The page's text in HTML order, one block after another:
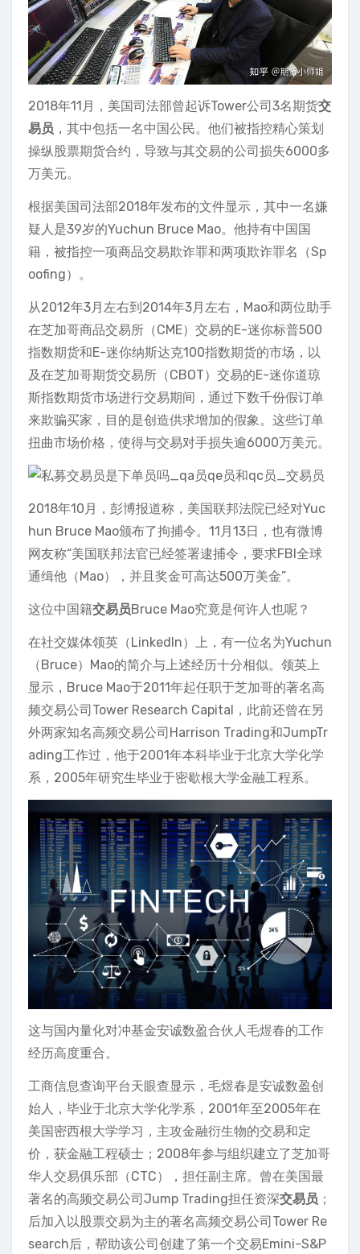
2018年11月，美国司法部曾起诉Tower公司3名期货交
易员 ，其中包括一名中国公民。他们被指控精心策划
操纵股票期货合约，导致与其交易的公司损失6000多
万美元。
根据美国司法部2018年发布的文件显示，其中一名嫌
疑人是39岁的Yuchun Bruce Mao。他持有中国国
籍，被指控一项商品交易欺诈罪和两项欺诈罪名（Sp
oofing）。
从2012年3月左右到2014年3月左右，Mao和两位助手
在芝加哥商品交易所（CME）交易的E-迷你标普500
指数期货和E-迷你纳斯达克100指数期货的市场，以
及在芝加哥期货交易所（CBOT）交易的E-迷你道琼
斯指数期货市场进行交易期间，通过下数千份假订单
来欺骗买家，目的是创造供求增加的假象。这些订单
扭曲市场价格，使得与交易对手损失逾6000万美元。
2018年10月，彭博报道称，美国联邦法院已经对Yuc
hun Bruce Mao颁布了拘捕令。11月13日，也有微博
网友称“美国联邦法官已经签署逮捕令，要求FBI全球
通缉他（Mao），并且奖金可高达500万美金”。
这位中国籍交易员Bruce Mao究竟是何许人也呢？
在社交媒体领英（LinkedIn）上，有一位名为Yuchun
（Bruce）Mao的简介与上述经历十分相似。领英上
显示，Bruce Mao于2011年起任职于芝加哥的著名高
频交易公司Tower Research Capital，此前还曾在另
外两家知名高频交易公司Harrison Trading和JumpTr
ading工作过，他于2001年本科毕业于北京大学化学
系，2005年研究生毕业于密歇根大学金融工程系。
这与国内量化对冲基金安诚数盈合伙人毛煜春的工作
经历高度重合。
工商信息查询平台天眼查显示，毛煜春是安诚数盈创
始人，毕业于北京大学化学系，2001年至2005年在
美国密西根大学学习，主攻金融衍生物的交易和定
价，获金融工程硕士；2008年参与组织建立了芝加哥
华人交易俱乐部（CTC），担任副主席。曾在美国最
著名的高频交易公司Jump Trading担任资深交易员 ；
后加入以股票交易为主的著名高频交易公司Tower Re
search后，帮助该公司创建了第一个交易Emini-S&P